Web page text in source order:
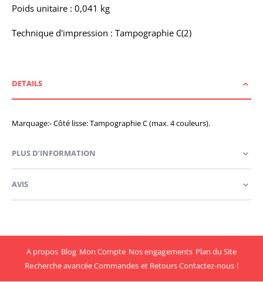
Poids unitaire : 0,041 kg
Technique d'impression : Tampographie C(2)
DETAILS
Marquage:- Côté lisse: Tampographie C (max. 4 couleurs).
PLUS D’INFORMATION
AVIS
A propos Blog Mon Compte Nos engagements Plan du Site
Recherche avancéeCommandes et RetoursContactez-nous !